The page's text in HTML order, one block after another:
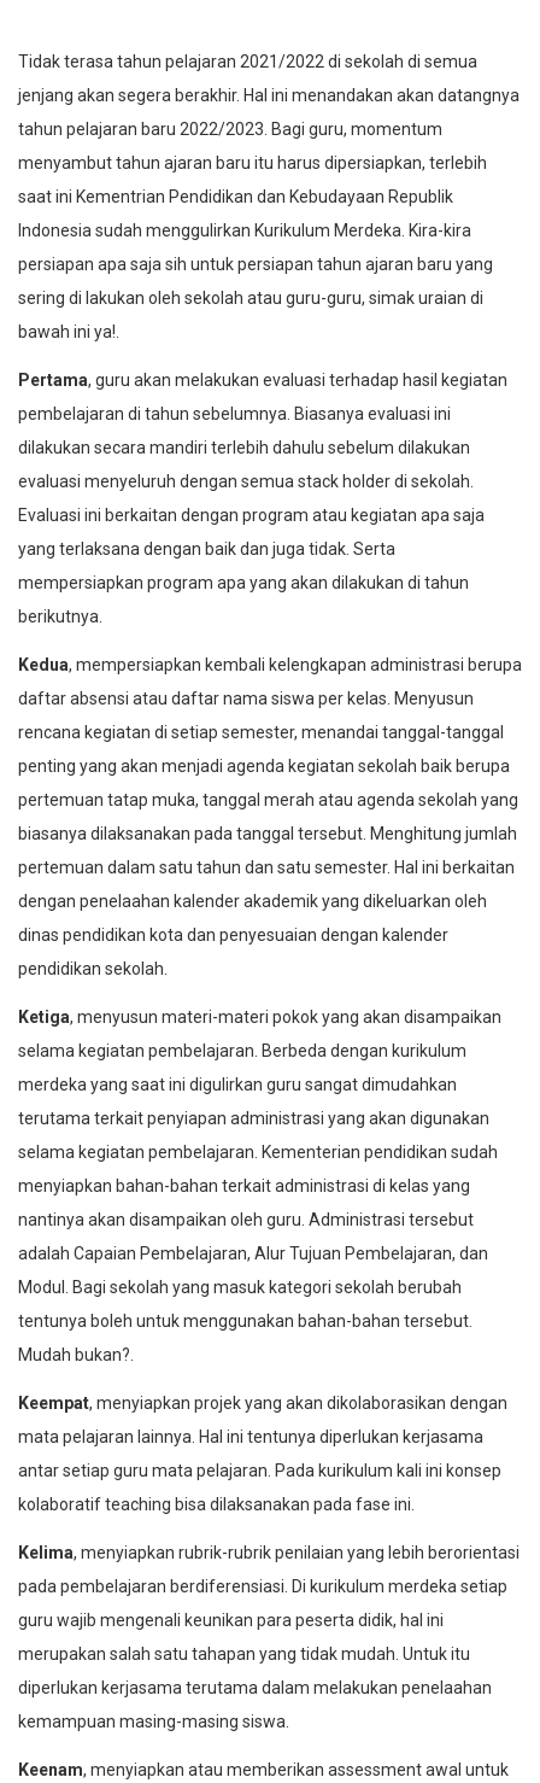
Tidak terasa tahun pelajaran 2021/2022 di sekolah di semua
jenjang akan segera berakhir. Hal ini menandakan akan datangnya
tahun pelajaran baru 2022/2023. Bagi guru, momentum
menyambut tahun ajaran baru itu harus dipersiapkan, terlebih
saat ini Kementrian Pendidikan dan Kebudayaan Republik
Indonesia sudah menggulirkan Kurikulum Merdeka. Kira-kira
persiapan apa saja sih untuk persiapan tahun ajaran baru yang
sering di lakukan oleh sekolah atau guru-guru, simak uraian di
bawah ini ya!.
Pertama, guru akan melakukan evaluasi terhadap hasil kegiatan
pembelajaran di tahun sebelumnya. Biasanya evaluasi ini
dilakukan secara mandiri terlebih dahulu sebelum dilakukan
evaluasi menyeluruh dengan semua stack holder di sekolah.
Evaluasi ini berkaitan dengan program atau kegiatan apa saja
yang terlaksana dengan baik dan juga tidak. Serta
mempersiapkan program apa yang akan dilakukan di tahun
berikutnya.
Kedua, mempersiapkan kembali kelengkapan administrasi berupa
daftar absensi atau daftar nama siswa per kelas. Menyusun
rencana kegiatan di setiap semester, menandai tanggal-tanggal
penting yang akan menjadi agenda kegiatan sekolah baik berupa
pertemuan tatap muka, tanggal merah atau agenda sekolah yang
biasanya dilaksanakan pada tanggal tersebut. Menghitung jumlah
pertemuan dalam satu tahun dan satu semester. Hal ini berkaitan
dengan penelaahan kalender akademik yang dikeluarkan oleh
dinas pendidikan kota dan penyesuaian dengan kalender
pendidikan sekolah.
Ketiga, menyusun materi-materi pokok yang akan disampaikan
selama kegiatan pembelajaran. Berbeda dengan kurikulum
merdeka yang saat ini digulirkan guru sangat dimudahkan
terutama terkait penyiapan administrasi yang akan digunakan
selama kegiatan pembelajaran. Kementerian pendidikan sudah
menyiapkan bahan-bahan terkait administrasi di kelas yang
nantinya akan disampaikan oleh guru. Administrasi tersebut
adalah Capaian Pembelajaran, Alur Tujuan Pembelajaran, dan
Modul. Bagi sekolah yang masuk kategori sekolah berubah
tentunya boleh untuk menggunakan bahan-bahan tersebut.
Mudah bukan?.
Keempat, menyiapkan projek yang akan dikolaborasikan dengan
mata pelajaran lainnya. Hal ini tentunya diperlukan kerjasama
antar setiap guru mata pelajaran. Pada kurikulum kali ini konsep
kolaboratif teaching bisa dilaksanakan pada fase ini.
Kelima, menyiapkan rubrik-rubrik penilaian yang lebih berorientasi
pada pembelajaran berdiferensiasi. Di kurikulum merdeka setiap
guru wajib mengenali keunikan para peserta didik, hal ini
merupakan salah satu tahapan yang tidak mudah. Untuk itu
diperlukan kerjasama terutama dalam melakukan penelaahan
kemampuan masing-masing siswa.
Keenam, menyiapkan atau memberikan assessment awal untuk